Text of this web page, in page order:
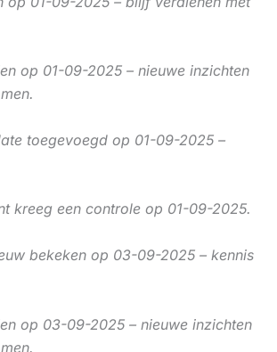
op 01-09-2025 – nieuwe inzichten
toegevoegd op 01-09-2025 –
kreeg een controle op 01-09-2025.
bekeken op 03-09-2025 – kennis
op 03-09-2025 – nieuwe inzichten